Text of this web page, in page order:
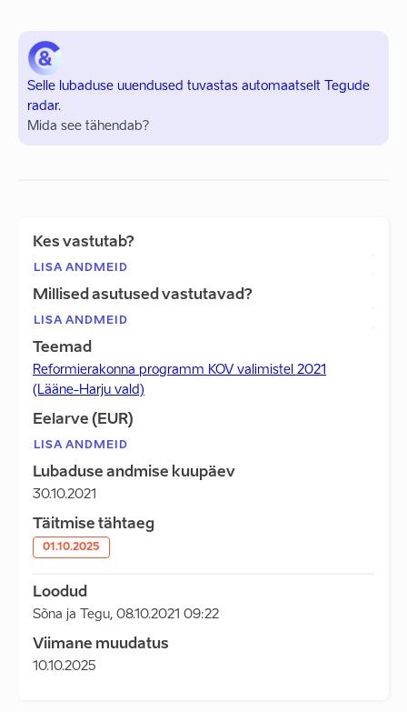
Selle lubaduse uuendused tuvastas automaatselt Tegude
radar.
Mida see tähendab?
Kes vastutab?
LISA ANDMEID
Millised asutused vastutavad?
LISA ANDMEID
Teemad
Reformierakonna programm KOV valimistel 2021
(Lääne-Harju vald)
Eelarve (EUR)
LISA ANDMEID
Lubaduse andmise kuupäev
30.10.2021
Täitmise tähtaeg
01.10.2025
Loodud
Sõna ja Tegu, 08.10.2021 09:22
Viimane muudatus
10.10.2025